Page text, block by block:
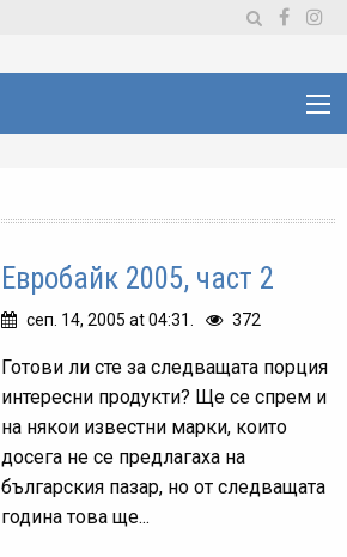
Евробайк 2005, част 2
сеп. 14, 2005 at 04:31. 372
Готови ли сте за следващата порция
интересни продукти? Ще се спрем и
на някои известни марки, които
досега не се предлагаха на
българския пазар, но от следващата
година това ще...